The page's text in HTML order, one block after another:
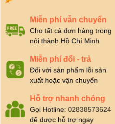
Miễn phí vẫn chuyển
Cho tất cả đơn hàng trong
nội thành Hồ Chí Minh
Miễn phí đổi - trả
Đối với sản phẩm lỗi sản
xuất hoặc vận chuyển
Hỗ trợ nhanh chóng
Gọi Hotline: 02838573624
để được hỗ trợ ngay